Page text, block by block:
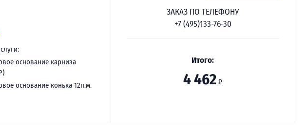
основание карниза
)
основание конька 12п.м.
ЗАКАЗ ПО ТЕЛЕФОНУ
+7 (495)133-76-30
Итого:
4 462 ₽